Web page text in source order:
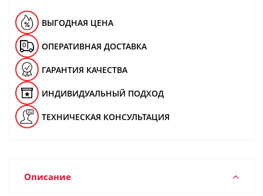
ВЫГОДНАЯ ЦЕНА
ОПЕРАТИВНАЯ ДОСТАВКА
ГАРАНТИЯ КАЧЕСТВА
ИНДИВИДУАЛЬНЫЙ ПОДХОД
ТЕХНИЧЕСКАЯ КОНСУЛЬТАЦИЯ
Описание